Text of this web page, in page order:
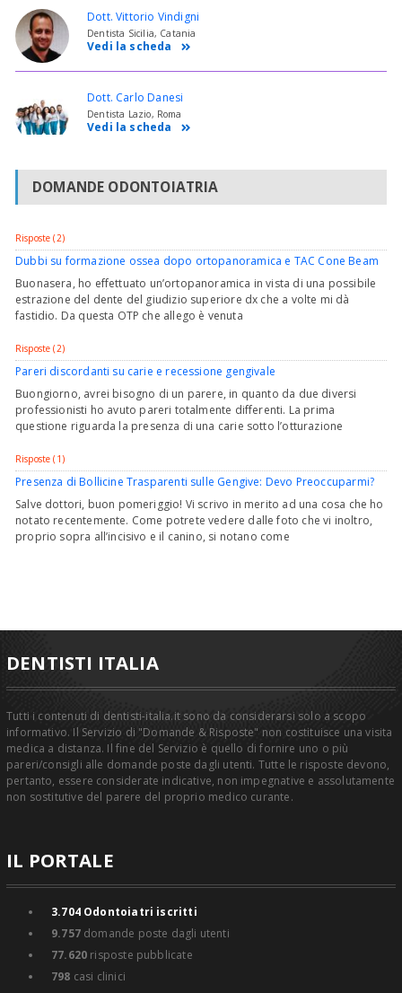
Dott. Vittorio Vindigni
Dentista Sicilia, Catania
Vedi la scheda
Dott. Carlo Danesi
Dentista Lazio, Roma
Vedi la scheda
DOMANDE ODONTOIATRIA
Risposte (2)
Dubbi su formazione ossea dopo ortopanoramica e TAC Cone Beam
Buonasera, ho effettuato un’ortopanoramica in vista di una possibile
estrazione del dente del giudizio superiore dx che a volte mi dà
fastidio. Da questa OTP che allego è venuta
Risposte (2)
Pareri discordanti su carie e recessione gengivale
Buongiorno, avrei bisogno di un parere, in quanto da due diversi
professionisti ho avuto pareri totalmente differenti. La prima
questione riguarda la presenza di una carie sotto l’otturazione
Risposte (1)
Presenza di Bollicine Trasparenti sulle Gengive: Devo Preoccuparmi?
Salve dottori, buon pomeriggio! Vi scrivo in merito ad una cosa che ho
notato recentemente. Come potrete vedere dalle foto che vi inoltro,
proprio sopra all’incisivo e il canino, si notano come
DENTISTI ITALIA
Tutti i contenuti di dentisti-italia.it sono da considerarsi solo a scopo
informativo. Il Servizio di "Domande & Risposte" non costituisce una visita
medica a distanza. Il fine del Servizio è quello di fornire uno o più
pareri/consigli alle domande poste dagli utenti. Tutte le risposte devono,
pertanto, essere considerate indicative, non impegnative e assolutamente
non sostitutive del parere del proprio medico curante.
IL PORTALE
3.704Odontoiatri iscritti
9.757domande poste dagli utenti
77.620 risposte pubblicate
798 casi clinici